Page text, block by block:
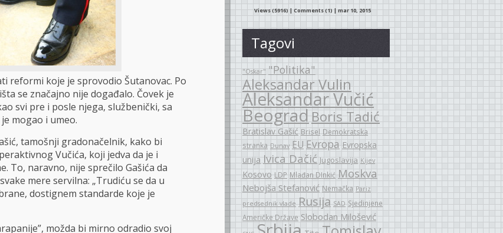
reformi koje je sprovodio Šutanovac. Po
se značajno nije događalo. Čovek je
svi pre i posle njega, službenički, sa
mogao i umeo.
tamošnji gradonačelnik, kako bi
Vučića, koji jedva da je i
To, naravno, nije sprečilo Gašića da
mere servilna: „Trudiću se da u
dostignem standarde koje je
možda bi mirno odradio svoj
Views (5916)|Comments (1)| mar 10, 2015
Tagovi
"Oskar" "Politika"
Aleksandar Vulin
Aleksandar Vučić
BeogradBoris Tadić
Bratislav Gašić Brisel Demokratska
stranka Dunav EU Evropa Evropska
unija Ivica Dačić Jugoslavija Kijev
Kosovo LDP Mlađan DInkić Moskva
Nebojša Stefanović Nemačka Pariz
predsednik vlade Rusija SAD Sjedinjene
Američke Države Slobodan Milošević